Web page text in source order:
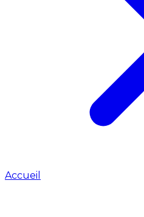
Accueil